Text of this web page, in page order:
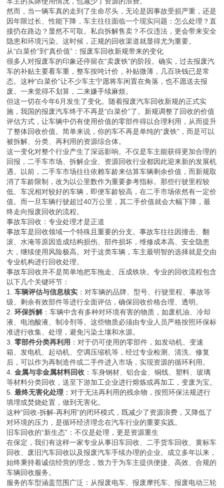
然而，当一辆车真的走到了生命尽头，无论是因事故受损严重，还是
因年限过长、性能下降，车主往往面临一个现实问题：怎么处理？直
接扔在路边？显然不可取。私自拆解售卖？不仅违法，更会带来安全
隐患和环境污染。这时候，正规的回收渠道就显得尤为重要。
从“白菜价”到“真价值”：报废车回收新规带来的变化
很多人对报废车的印象还停留在“卖废铁”的阶段。确实，过去报废汽
车的补贴主要看车重，整车按吨计价，补贴微薄，几百块钱已是常
态。这种“白菜价”让不少车主宁愿将车闲置在角落，也不愿送去报
废。一来觉得不划算，二来嫌手续麻烦。
但这一切在今年6月发生了变化。随着报废汽车回收新规的正式实
施，我国的报废汽车终于不再是“白菜价”了。新规调整了回收的价值
评估方式，让车辆中仍有使用价值的零部件得以合理利用，从而提升
了整体回收价值。简单来说，你的车不再是单纯的“废铁”，而是可以
被拆解、分类、再利用的资源综合体。
这一变化对整个行业产生了深远影响。不仅是车主能获得更加合理的
回报，二手车市场、拆解企业、资源回收行业都因此迎来新的发展机
遇。以前，二手车市场往往依赖车龄来估算车辆剩余价值，而新规取
消了车龄限制，改为以公里数作为重要参考指标。那些行驶里程较
低、车况相对较好的车辆，即便车龄较高，在二手市场依然有一定价
值。而一旦车辆行驶超过40万公里，其二手价值就会大幅下降，最
终走向报废回收的流程。
事故车回收：专业处理才是正道
事故车是回收领域一个特殊且重要的分支。事故车往往因撞击、翻
滚、水淹等原因造成结构损伤、部件损坏，维修成本高、安全隐患
大，继续使用风险极高。对于这类车辆，车主最明智的选择就是交由
专业机构进行回收处理。
事故车回收并不是简单地把车拖走、压成铁块。专业的回收流程包含
以下几个关键环节：
1.车辆评估与信息核实 ：对车辆的品牌、型号、行驶里程、事故等
级、剩余有效部件等进行全面评估，确保回收价格合理、透明。
2.环保拆解：车辆中含有多种对环境有害的物质，如废机油、冷却
液、电池酸液、制冷剂等。这些物质必须由专业人员严格按照环保标
准进行收集、处理，避免污染土壤和水源。
3.零部件分类再利用 ：对于仍可使用的零部件，如发动机、变速
箱、发电机、起动机、空调压缩机等，经过专业检测、清洗、修复
后，可以作为再制造件或二手件进入市场，实现资源的循环利用。
4.金属与非金属材料回收 ：车身钢材、铝合金、铜线、塑料、玻璃
等材料分类回收，送至下游加工企业进行熔炼或再加工，变废为宝。
5.最终无害化处理 ：对于无法再利用的残余物，按照环保法规进行
填埋或焚烧处置，做到无害化。
这种“回收-拆解-再利用”的闭环模式，既减少了资源浪费，又降低了
对环境的压力，是循环经济理念在汽车行业的重要实践。
旧车回收的“新生态”：不仅是处理，更是资源重生
在保定，我们有这样一家专业从事旧车回收、二手货车回收、黄标车
回收、废旧汽车回收以及报废汽车手续办理的企业。成立多年以来，
始终秉持着诚信经营的理念，致力于为车主提供便捷、高效、合规的
车辆回收服务。
服务的车型涵盖范围广泛：从报废电车、报废摩托车、报废电动三轮